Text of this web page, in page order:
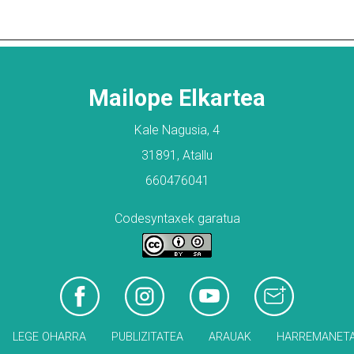
Mailope Elkartea
Kale Nagusia, 4
31891, Atallu
660476041
Codesyntaxek garatua
LEGE OHARRA PUBLIZITATEA ARAUAK